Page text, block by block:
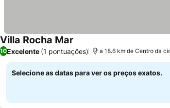
Villa Rocha Mar
10Excelente (1 pontuações) a 18.6 km de Centro da
Selecione as datas para ver os preços exatos.